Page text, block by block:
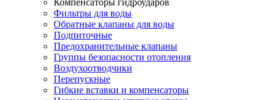
Компенсаторы гидроударов
Фильтры для воды
Обратные клапаны для воды
Подпиточные
Предохранительные клапаны
Группы безопасности отопления
Воздухоотводчики
Перепускные
Гибкие вставки и компенсаторы